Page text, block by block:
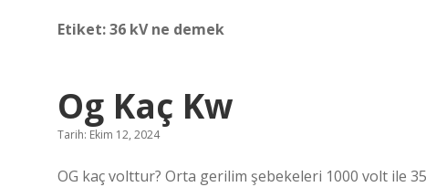
Etiket:36 kV ne demek
Og Kaç Kw
Tarih: Ekim 12, 2024
OG kaç volttur? Orta gerilim şebekeleri 1000 volt ile